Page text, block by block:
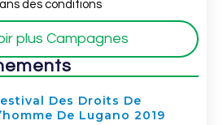
des conditions
plus Campagnes
Des Droits De
De Lugano 2019